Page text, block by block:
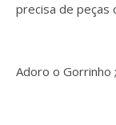
precisa de peças
Adoro o Gorrinho